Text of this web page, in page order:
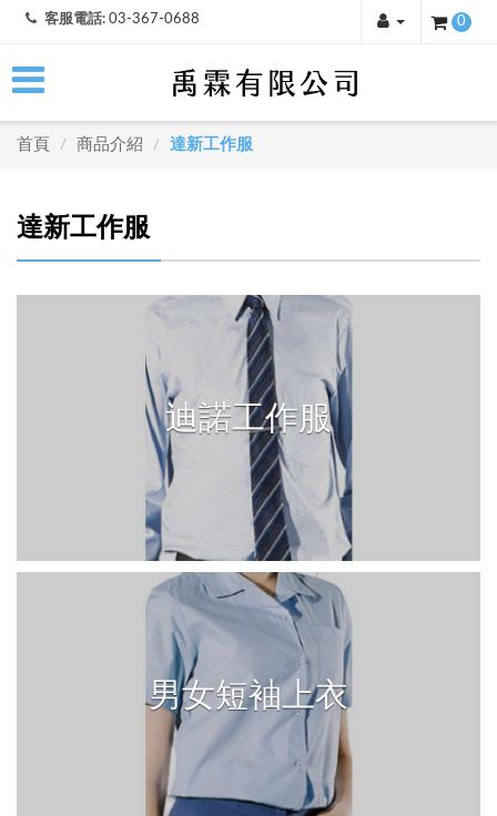
客服電話: 03-367-0688 0
首頁 / 商品介紹 / 達新工作服
達新工作服
迪諾工作服
男女短袖上衣